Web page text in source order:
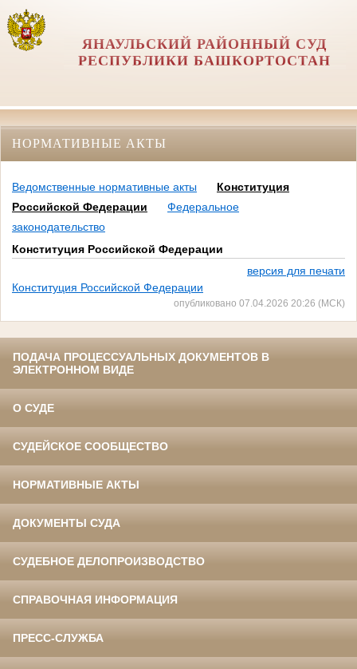
ЯНАУЛЬСКИЙ РАЙОННЫЙ СУД
РЕСПУБЛИКИ БАШКОРТОСТАН
НОРМАТИВНЫЕ АКТЫ
Ведомственные нормативные акты
Конституция
Российской Федерации
Федеральное
законодательство
Конституция Российской Федерации
версия для печати
Конституция Российской Федерации
опубликовано 07.04.2026 20:26 (МСК)
ПОДАЧА ПРОЦЕССУАЛЬНЫХ ДОКУМЕНТОВ В
ЭЛЕКТРОННОМ ВИДЕ
О СУДЕ
СУДЕЙСКОЕ СООБЩЕСТВО
НОРМАТИВНЫЕ АКТЫ
ДОКУМЕНТЫ СУДА
СУДЕБНОЕ ДЕЛОПРОИЗВОДСТВО
СПРАВОЧНАЯ ИНФОРМАЦИЯ
ПРЕСС-СЛУЖБА